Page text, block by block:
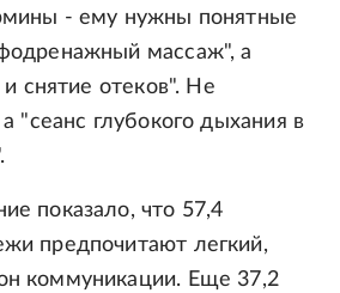
- ему нужны понятные
массаж", а
и снятие отеков". Не
"сеанс глубокого дыхания в
показало, что 57,4
предпочитают легкий,
коммуникации. Еще 37,2